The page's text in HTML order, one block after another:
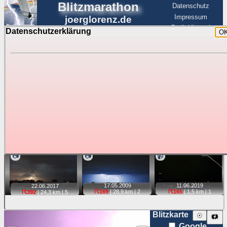
Datenschutzerklärung
Blitzmarathon
joerglorenz.de
Datenschutz
Impressum
BerlinHimmel
Blitzmarathon
Luftfahrt
📷
22.06. 2017
☈392| 24,3 km |5
📷
17.05. 2009
☈169| 28,9 km |2
📹
11.06.2019
☈165| 1,5 km |1
Blitzkarte 🗱
☉